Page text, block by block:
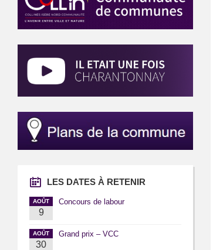
LES DATES À RETENIR
AOÛT
9
Concours de labour
AOÛT
30
Grand prix – VCC